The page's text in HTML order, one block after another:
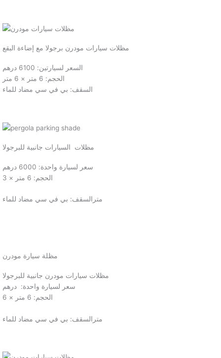
مظلات سيارات مودرن برجولا مع إضاءة البقع
السعر لسيارتين: 6100 درهم
الحجم: 6 متر × 6 متر
السقف: بي في سي مضاد للماء
مظلات السيارات جانبية للبرجولا
سعر لسيارة واحدة: 6000 درهم
الحجم: 6 متر × 3
مترالسقف: بي في سي مضاد للماء
مظلة سيارة مودرن
مظلات سيارات مودرن جانبية للبرجولا
سعر لسيارة واحدة: درهم
الحجم: 6 متر × 6
مترالسقف: بي في سي مضاد للماء